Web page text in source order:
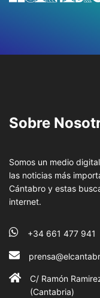
Sobre
Somos un medio
las noticias más
Cántabro y estas
internet.
+34 661 477 941
C/ Ramón
(Cantabria)